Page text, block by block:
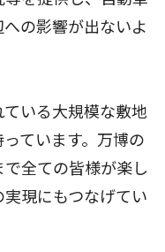
の影響が出ないよ
いる大規模な敷地
ています。万博の
全ての皆様が楽し
現にもつなげてい